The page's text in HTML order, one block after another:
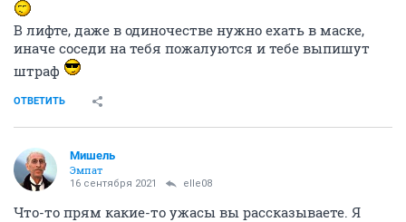
В лифте, даже в одиночестве нужно ехать в маске,
иначе соседи на тебя пожалуются и тебе выпишут
штраф
ОТВЕТИТЬ
Мишель
Эмпат
16 сентября 2021 elle08
Что-то прям какие-то ужасы вы рассказываете. Я